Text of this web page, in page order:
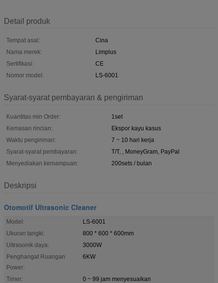
Detail produk
Tempat asal:
Cina
Nama merek:
Limplus
Sertifikasi:
CE
Nomor model:
LS-6001
Syarat-syarat pembayaran & pengiriman
Kuantitas min Order:
1set
Kemasan rincian:
Ekspor kayu kasus
Waktu pengiriman:
7 ~ 10 hari kerja
Syarat-syarat pembayaran:
T/T, , MoneyGram, PayPal
Menyediakan kemampuan:
200sets / bulan
Deskripsi
Otomotif Ultrasonic Cleaner
Model:
LS-6001
Ukuran tangki:
800 * 600 * 600mm
Ultrasonik daya:
3000W
Penghangat Ruangan
Power:
6KW
Timer:
0 ~ 99 jam menyesuaikan